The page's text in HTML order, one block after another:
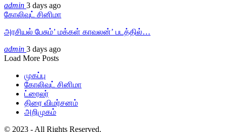
admin 3 days ago
கோலிவுட் சினிமா
அரசியல் பேசும்’ மக்கள் காவலன்’ படத்தில்…
admin 3 days ago
Load More Posts
முகப்பு
கோலிவுட் சினிமா
ட்ரைலர்
திரை விமர்சனம்
அறிமுகம்
© 2023 - All Rights Reserved.